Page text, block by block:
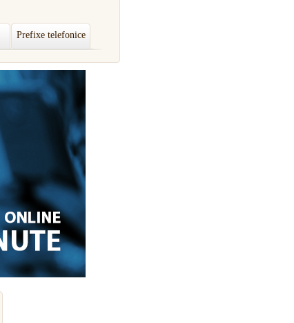
Prefixe telefonice